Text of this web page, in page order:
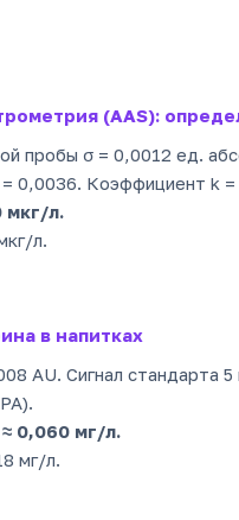
(AAS):
пробы σ = 0,0012 ед.
0,0036. Коэффициент k =
мкг/л.
л.
в напитках
AU. Сигнал стандарта
0,060 мг/л.
мг/л.